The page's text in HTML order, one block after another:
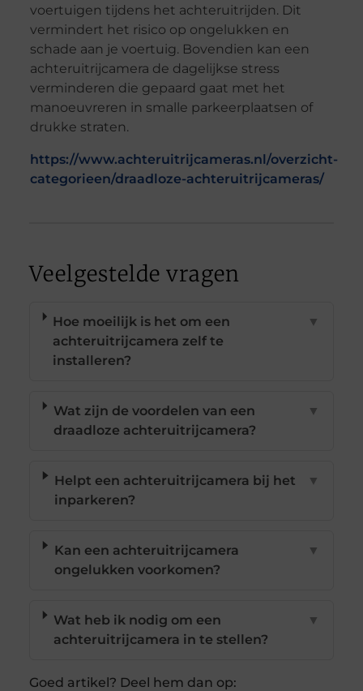
voertuigen tijdens het achteruitrijden. Dit
vermindert het risico op ongelukken en
schade aan je voertuig. Bovendien kan een
achteruitrijcamera de dagelijkse stress
verminderen die gepaard gaat met het
manoeuvreren in smalle parkeerplaatsen of
drukke straten.
https://www.achteruitrijcameras.nl/overzicht-
categorieen/draadloze-achteruitrijcameras/
Veelgestelde vragen
Hoe moeilijk is het om een
achteruitrijcamera zelf te
installeren?
▼
Wat zijn de voordelen van een
draadloze achteruitrijcamera?
▼
Helpt een achteruitrijcamera bij het
inparkeren?
▼
Kan een achteruitrijcamera
ongelukken voorkomen?
▼
Wat heb ik nodig om een
achteruitrijcamera in te stellen?
▼
Goed artikel? Deel hem dan op: